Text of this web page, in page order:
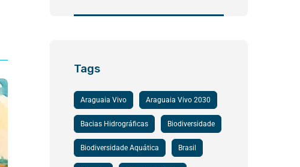
Tags
Araguaia Vivo Araguaia Vivo 2030
Bacias Hidrográficas Biodiversidade
Biodiversidade Aquática Brasil